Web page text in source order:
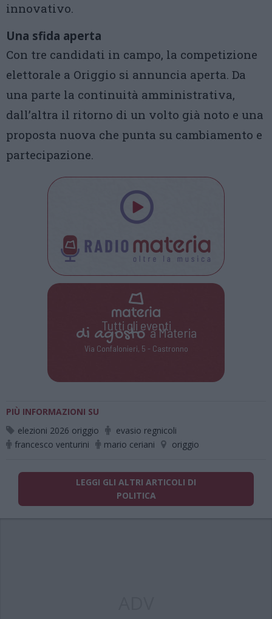
innovativo.
Una sfida aperta
Con tre candidati in campo, la competizione
elettorale a Origgio si annuncia aperta. Da
una parte la continuità amministrativa,
dall’altra il ritorno di un volto già noto e una
proposta nuova che punta su cambiamento e
partecipazione.
Tutti gli eventi
di agostoa Materia
Via Confalonieri, 5 - Castronno
PIÙ INFORMAZIONI SU
elezioni 2026 origgio
evasio regnicoli
francesco venturini
mario ceriani origgio
LEGGI GLI ALTRI ARTICOLI DI
POLITICA